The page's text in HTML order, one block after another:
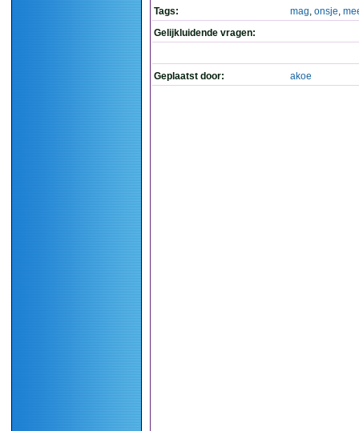
Tags:
mag, onsje,
Gelijkluidende vragen:
Geplaatst door: akoe